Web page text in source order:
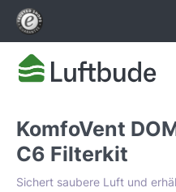
springen
KomfoVent
C6 Filterkit
Sichert saubere Luft und